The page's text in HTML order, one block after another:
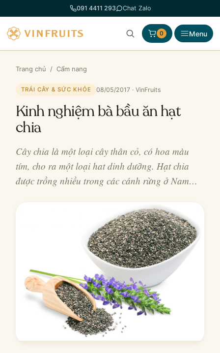
đến
phần
nội
dung
091 4411 293 Chat Zalo
0 Menu
Trang chủ / Cẩm nang
TRÁI CÂY & SỨC KHỎE 08/05/2017 · VinFruits
Kinh nghiệm bà bầu ăn hạt
chia
Cây chia là một loại cây thân cỏ, có hoa màu
tím, cho ra một loại hat dinh dưỡng. Hạt chia
được trồng nhiều trong các cánh rừng ở Nam…